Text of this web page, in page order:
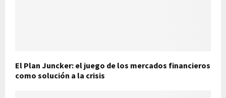
El Plan Juncker: el juego de los mercados financieros
como solución a la crisis